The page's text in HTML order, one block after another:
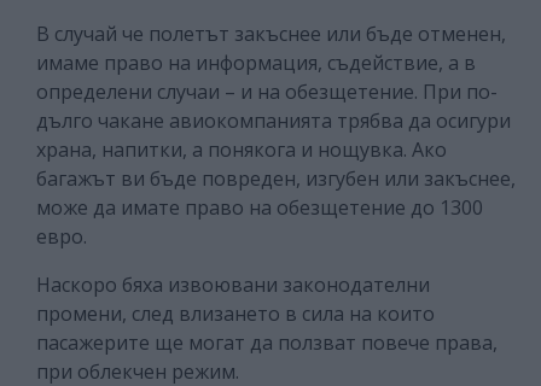
В случай че полетът закъснее или бъде отменен,
имаме право на информация, съдействие, а в
определени случаи – и на обезщетение. При по-
дълго чакане авиокомпанията трябва да осигури
храна, напитки, а понякога и нощувка. Ако
багажът ви бъде повреден, изгубен или закъснее,
може да имате право на обезщетение до 1300
евро.
Наскоро бяха извоювани законодателни
промени, след влизането в сила на които
пасажерите ще могат да ползват повече права,
при облекчен режим.